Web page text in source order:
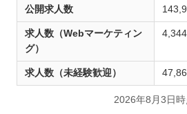
公開求人数
求人数（Webマーケティン
グ）
求人数（未経験歓迎）
2026年8月3日時